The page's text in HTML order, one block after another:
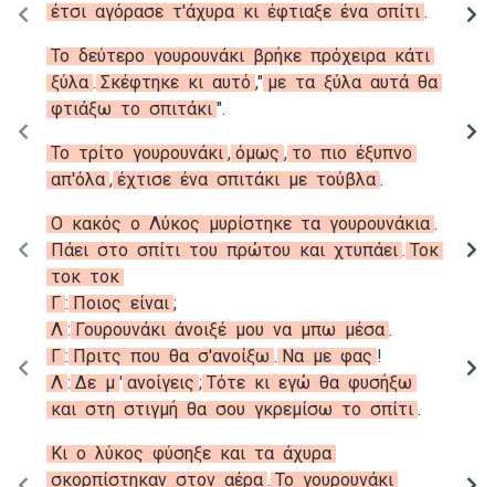
έτσι αγόρασε τ'άχυρα κι έφτιαξε ένα σπίτι .
Το δεύτερο γουρουνάκι βρήκε πρόχειρα κάτι
ξύλα . Σκέφτηκε κι αυτό ," με τα ξύλα αυτά θα
φτιάξω το σπιτάκι ".
Το τρίτο γουρουνάκι , όμως , το πιο έξυπνο
απ'όλα , έχτισε ένα σπιτάκι με τούβλα .
Ο κακός ο Λύκος μυρίστηκε τα γουρουνάκια .
Πάει στο σπίτι του πρώτου και χτυπάει . Τοκ
τοκ τοκ
Γ : Ποιος είναι ;
Λ : Γουρουνάκι άνοιξέ μου να μπω μέσα .
Γ : Πριτς που θα σ'ανοίξω . Να με φας !
Λ : Δε μ ' ανοίγεις ; Τότε κι εγώ θα φυσήξω
και στη στιγμή θα σου γκρεμίσω το σπίτι .
Κι ο λύκος φύσηξε και τα άχυρα
σκορπίστηκαν στον αέρα . Το γουρουνάκι